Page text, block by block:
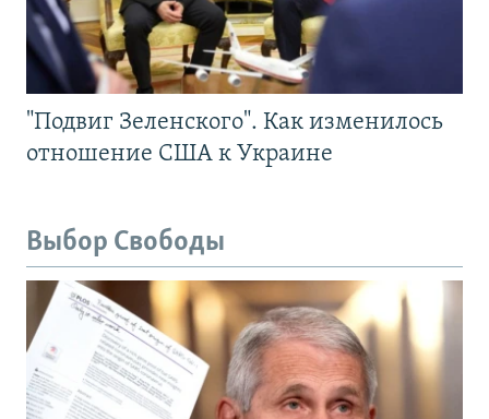
"Подвиг Зеленского". Как изменилось
отношение США к Украине
Выбор Свободы